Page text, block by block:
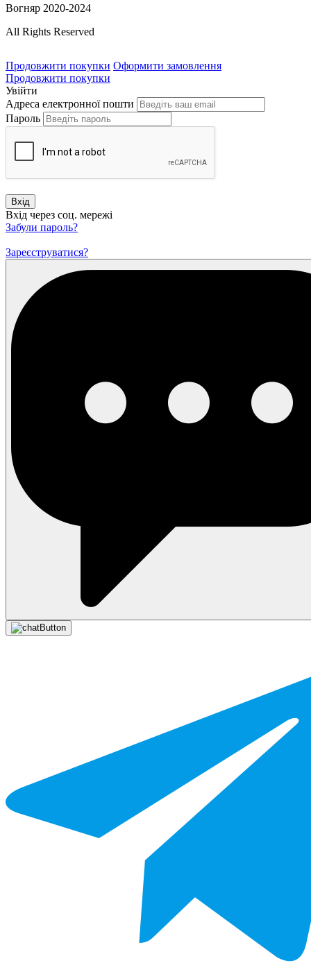
Вогняр 2020-2024
All Rights Reserved
Продовжити покупки Оформити замовлення
Продовжити покупки
Увійти
Адреса електронної пошти
Пароль
Вхід
Вхід через соц. мережі
Забули пароль?
Зареєструватися?